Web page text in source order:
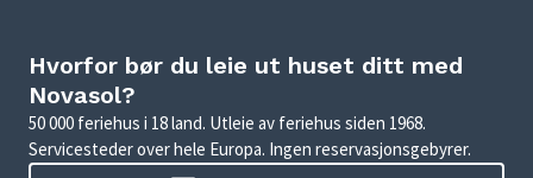
Hvorfor bør du leie ut huset ditt med
Novasol?
50 000 feriehus i 18 land. Utleie av feriehus siden 1968.
Servicesteder over hele Europa. Ingen reservasjonsgebyrer.